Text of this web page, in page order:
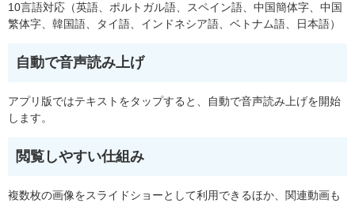
10言語対応（英語、ポルトガル語、スペイン語、中国簡体字、中国
繁体字、韓国語、タイ語、インドネシア語、ベトナム語、日本語）
自動で音声読み上げ
アプリ版ではテキストをタップすると、自動で音声読み上げを開始
します。
閲覧しやすい仕組み
複数枚の画像をスライドショーとして利用できるほか、関連動画も